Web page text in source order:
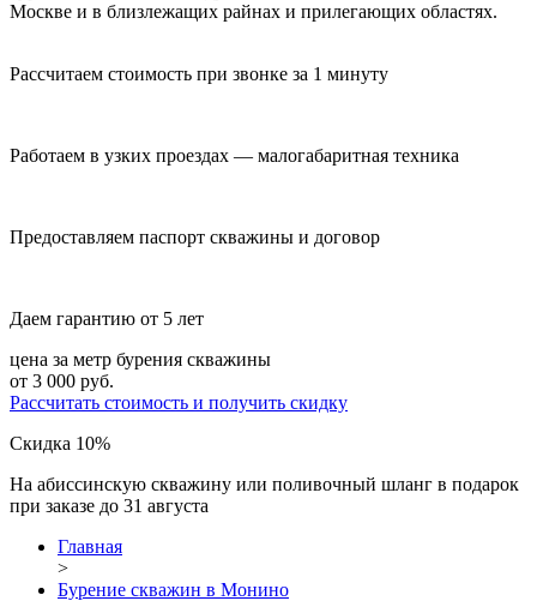
Москве и в близлежащих райнах и прилегающих областях.
Рассчитаем стоимость при звонке за 1 минуту
Работаем в узких проездах — малогабаритная техника
Предоставляем паспорт скважины и договор
Даем гарантию от 5 лет
цена за метр бурения скважины
от 3 000 руб.
Рассчитать стоимость и получить скидку
Скидка 10%
На абиссинскую скважину или поливочный шланг в подарок
при заказе до 31 августа
Главная
>
Бурение скважин в Монино